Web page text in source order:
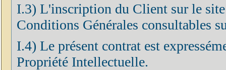
I.3) L'inscription du Client sur le
Conditions Générales consultables
I.4) Le présent contrat est
Propriété Intellectuelle.